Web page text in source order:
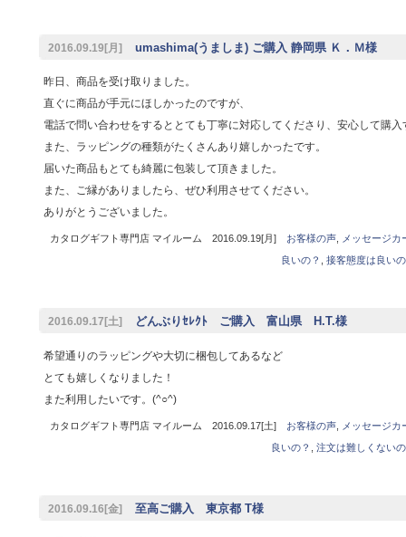
2016.09.19[月] umashima(うましま) ご購入 静岡県 Ｋ．Ｍ様
昨日、商品を受け取りました。
直ぐに商品が手元にほしかったのですが、
電話で問い合わせをするととても丁寧に対応してくださり、安心して購
また、ラッピングの種類がたくさんあり嬉しかったです。
届いた商品もとても綺麗に包装して頂きました。
また、ご縁がありましたら、ぜひ利用させてください。
ありがとうございました。
カタログギフト専門店 マイルーム 2016.09.19[月] お客様の声,
メッセージ
良いの？
接客態度は良い
2016.09.17[土] どんぶりｾﾚｸﾄ ご購入 富山県 H.T.様
希望通りのラッピングや大切に梱包してあるなど
とても嬉しくなりました！
また利用したいです。(^○^)
カタログギフト専門店 マイルーム 2016.09.17[土] お客様の声,
メッセージ
良いの？
注文は難しくない
2016.09.16[金] 至高ご購入 東京都 T様